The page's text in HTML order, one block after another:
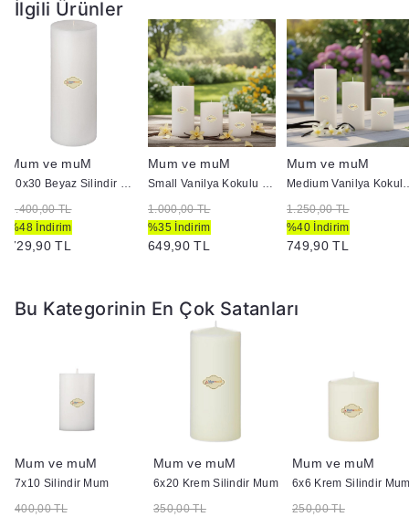
İlgili Ürünler
Mum ve muM
10x30 Beyaz Silindir Mum
1.400,00 TL
%48 İndirim
729,90 TL
Mum ve muM
Small Vanilya Kokulu Set Mum Çap 7 cm Beyaz
1.000,00 TL
%35 İndirim
649,90 TL
Mum ve muM
Medium Vanilya
1.250,00 TL
%40 İndirim
749,90 TL
Bu Kategorinin En Çok Satanları
Mum ve muM
7x10 Silindir Mum
400,00 TL
Mum ve muM
6x20 Krem Silindir Mum
350,00 TL
Mum ve muM
6x6 Krem Silindir
250,00 TL